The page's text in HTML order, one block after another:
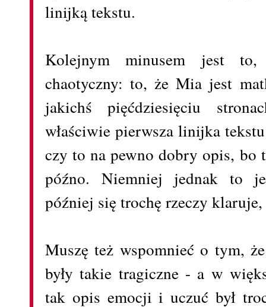
linijką tekstu.
Kolejnym minusem jest
chaotyczny: to, że Mia jest
jakichś pięćdziesięciu
właściwie pierwsza linijka
czy to na pewno dobry opis, bo
późno. Niemniej jednak to
później się trochę rzeczy
Muszę też wspomnieć o tym,
były takie tragiczne - a w
tak opis emocji i uczuć był